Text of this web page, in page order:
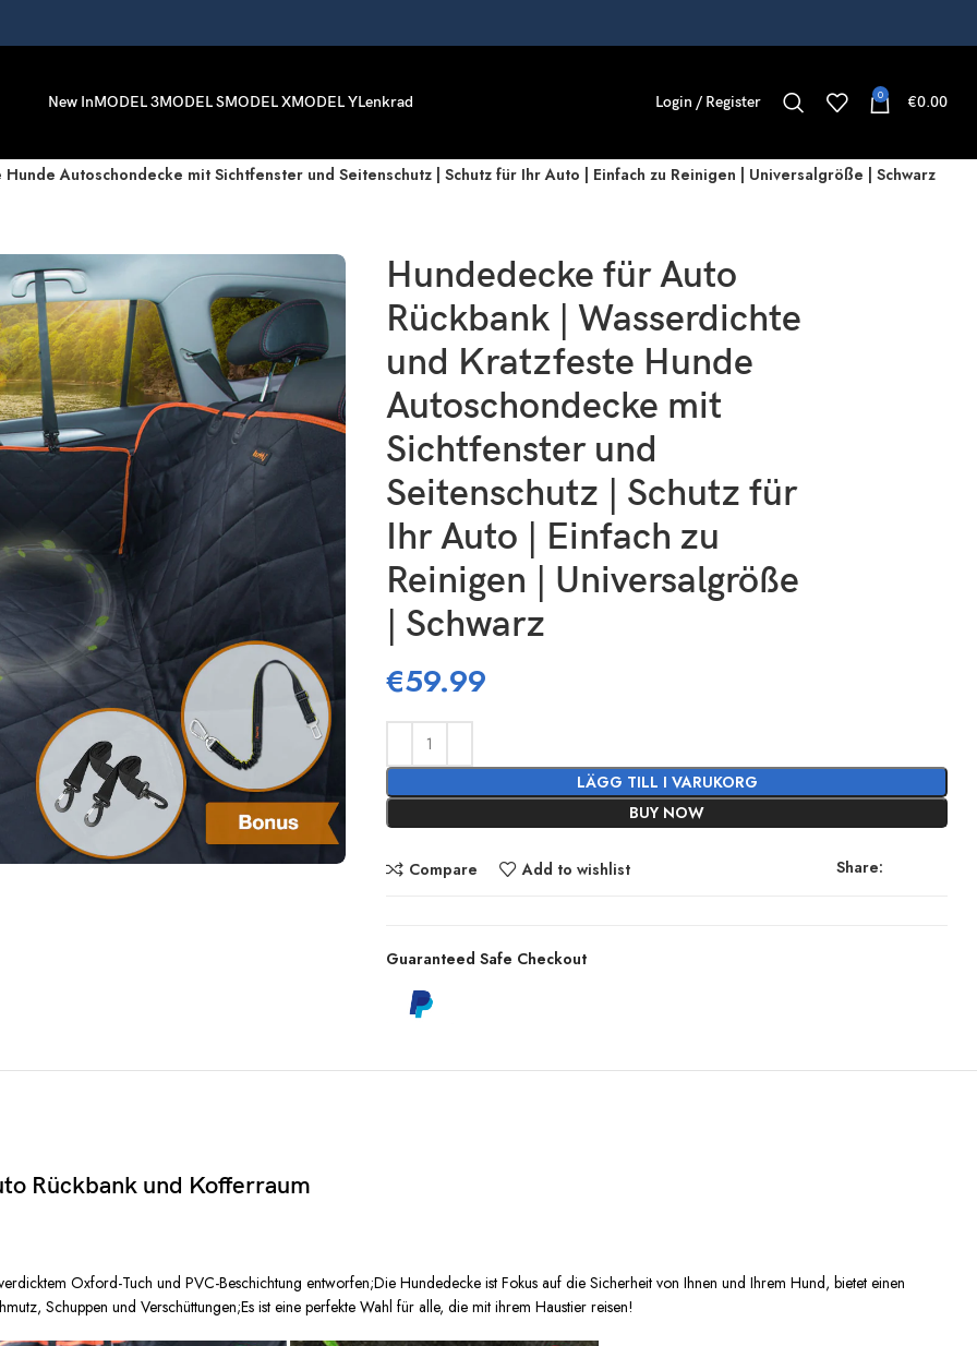
New InMODEL 3MODEL SMODEL XMODEL YLenkrad Login / Register 0 €0.00
Autoschondecke mit Sichtfenster und Seitenschutz | Schutz für Ihr Auto | Einfach zu Reinigen | Universalgröße | Schwarz
Hundedecke für Auto
Rückbank | Wasserdichte
und Kratzfeste Hunde
Autoschondecke mit
Sichtfenster und
Seitenschutz | Schutz für
Ihr Auto | Einfach zu
Reinigen | Universalgröße
| Schwarz
€59.99
LÄGG TILL I VARUKORG
BUY NOW
Compare Add to wishlist Share:
Guaranteed Safe Checkout
Rückbank und Kofferraum
Oxford-Tuch und PVC-Beschichtung entworfen;Die Hundedecke ist Fokus auf die Sicherheit von Ihnen und Ihrem Hund, bietet einen
Schuppen und Verschüttungen;Es ist eine perfekte Wahl für alle, die mit ihrem Haustier reisen!